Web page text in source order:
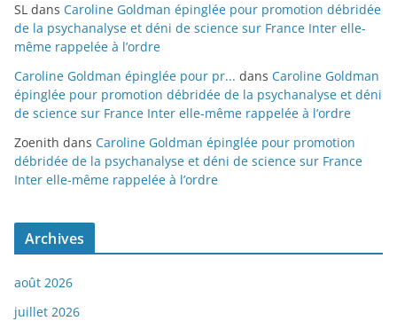
SL dans Caroline Goldman épinglée pour promotion débridée
de la psychanalyse et déni de science sur France Inter elle-
même rappelée à l’ordre
Caroline Goldman épinglée pour pr... dans Caroline Goldman
épinglée pour promotion débridée de la psychanalyse et déni
de science sur France Inter elle-même rappelée à l’ordre
Zoenith dans Caroline Goldman épinglée pour promotion
débridée de la psychanalyse et déni de science sur France
Inter elle-même rappelée à l’ordre
Archives
août 2026
juillet 2026